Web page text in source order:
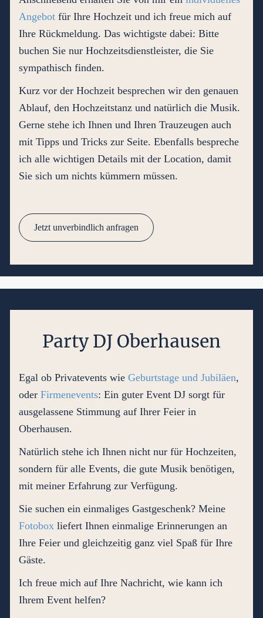
Angebot für Ihre Hochzeit und ich freue mich auf
Ihre Rückmeldung. Das wichtigste dabei: Bitte
buchen Sie nur Hochzeitsdienstleister, die Sie
sympathisch finden.
Kurz vor der Hochzeit besprechen wir den genauen
Ablauf, den Hochzeitstanz und natürlich die Musik.
Gerne stehe ich Ihnen und Ihren Trauzeugen auch
mit Tipps und Tricks zur Seite. Ebenfalls bespreche
ich alle wichtigen Details mit der Location, damit
Sie sich um nichts kümmern müssen.
Jetzt unverbindlich anfragen
Party DJ Oberhausen
Egal ob Privatevents wie Geburtstage und Jubiläen,
oder Firmenevents: Ein guter Event DJ sorgt für
ausgelassene Stimmung auf Ihrer Feier in
Oberhausen.
Natürlich stehe ich Ihnen nicht nur für Hochzeiten,
sondern für alle Events, die gute Musik benötigen,
mit meiner Erfahrung zur Verfügung.
Sie suchen ein einmaliges Gastgeschenk? Meine
Fotobox liefert Ihnen einmalige Erinnerungen an
Ihre Feier und gleichzeitig ganz viel Spaß für Ihre
Gäste.
Ich freue mich auf Ihre Nachricht, wie kann ich
Ihrem Event helfen?